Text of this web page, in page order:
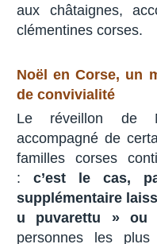
aux châtaignes,
clémentines corses.
Noël en Corse, un
de convivialité
Le réveillon de
accompagné de
familles corses
: c’est le cas,
supplémentaire
u puvarettu » ou
personnes les plus